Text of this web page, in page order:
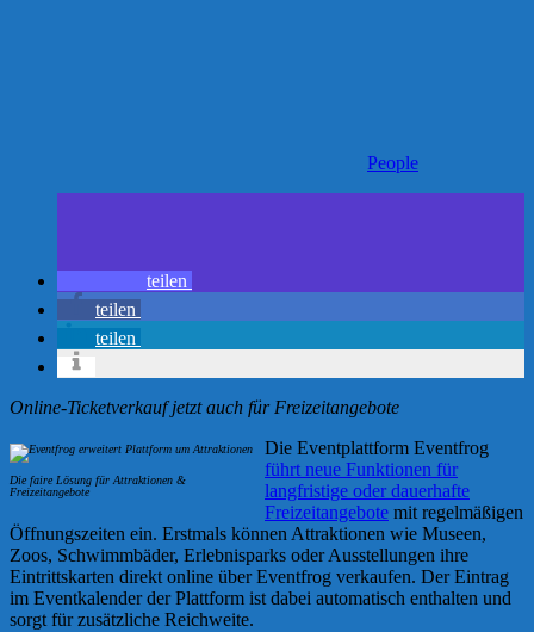
People
teilen
teilen
teilen
Online-Ticketverkauf jetzt auch für Freizeitangebote
Die faire Lösung für Attraktionen &
Freizeitangebote
Die Eventplattform Eventfrog
führt neue Funktionen für
langfristige oder dauerhafte
Freizeitangebote mit regelmäßigen
Öffnungszeiten ein. Erstmals können Attraktionen wie Museen,
Zoos, Schwimmbäder, Erlebnisparks oder Ausstellungen ihre
Eintrittskarten direkt online über Eventfrog verkaufen. Der Eintrag
im Eventkalender der Plattform ist dabei automatisch enthalten und
sorgt für zusätzliche Reichweite.